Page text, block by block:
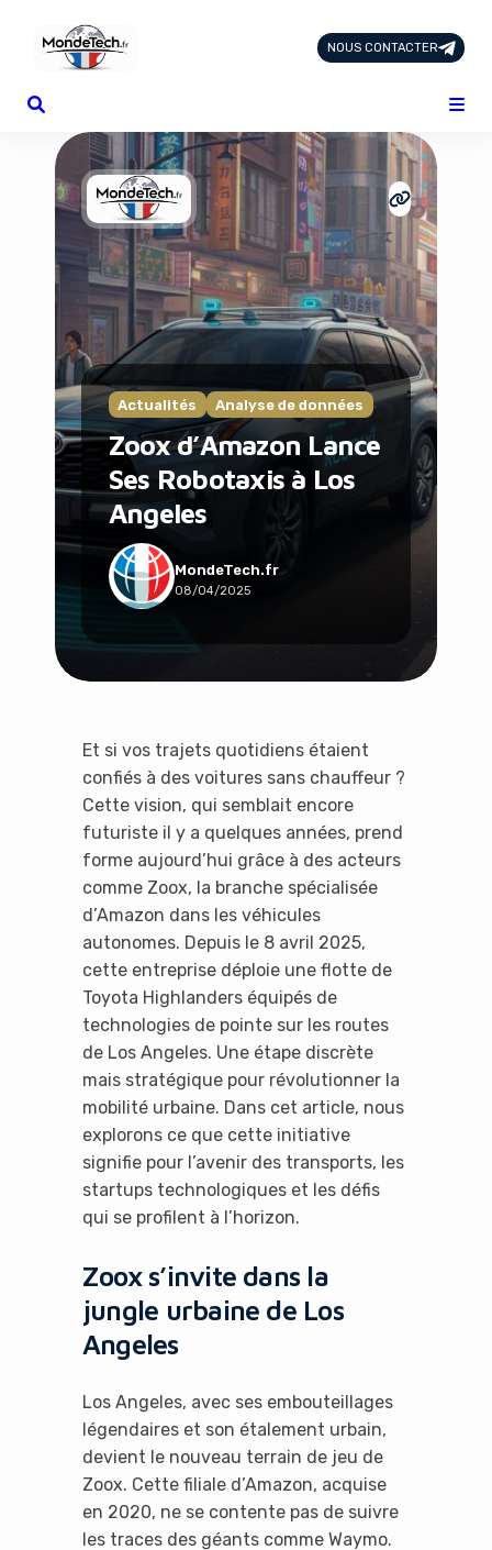
NOUS CONTACTER
Actualités Analyse de données
Zoox d’Amazon Lance
Ses Robotaxis à Los
Angeles
MondeTech.fr
08/04/2025
Et si vos trajets quotidiens étaient
confiés à des voitures sans chauffeur ?
Cette vision, qui semblait encore
futuriste il y a quelques années, prend
forme aujourd’hui grâce à des acteurs
comme Zoox, la branche spécialisée
d’Amazon dans les véhicules
autonomes. Depuis le 8 avril 2025,
cette entreprise déploie une flotte de
Toyota Highlanders équipés de
technologies de pointe sur les routes
de Los Angeles. Une étape discrète
mais stratégique pour révolutionner la
mobilité urbaine. Dans cet article, nous
explorons ce que cette initiative
signifie pour l’avenir des transports, les
startups technologiques et les défis
qui se profilent à l’horizon.
Zoox s’invite dans la
jungle urbaine de Los
Angeles
Los Angeles, avec ses embouteillages
légendaires et son étalement urbain,
devient le nouveau terrain de jeu de
Zoox. Cette filiale d’Amazon, acquise
en 2020, ne se contente pas de suivre
les traces des géants comme Waymo.
Catégories
Add-ons
Design & Créativité
E-commerce
Famille
Finance
Intelligence Artificielle
Marketing & Ventes
Plateformes
Produits physiques
Santé et Forme
Social & Communauté
Tech & Développement
Travail & Productivité
Voyage